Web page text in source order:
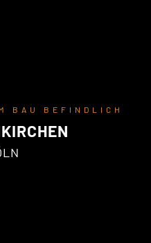
BAU BEFINDLICH